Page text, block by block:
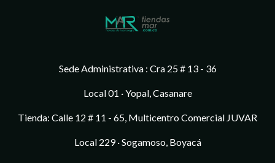
Sede Administrativa : Cra 25 # 13 - 36
Local 01 · Yopal, Casanare
Tienda: Calle 12 # 11 - 65, Multicentro Comercial JUVAR
Local 229 · Sogamoso, Boyacá